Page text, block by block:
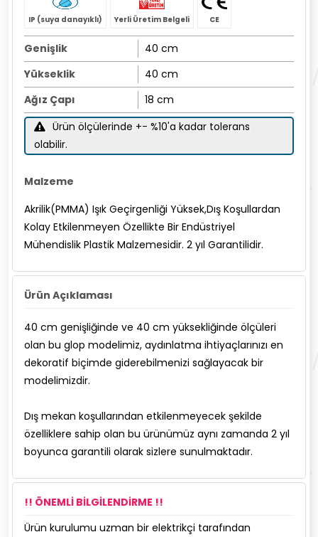
IP (suya danayıklı) Yerli Üretim Belgeli CE
Genişlik
40 cm
Yükseklik
40 cm
Ağız Çapı
18 cm
Ürün ölçülerinde +- %10'a kadar tolerans
olabilir.
Malzeme
Akrilik(PMMA) Işık Geçirgenliği Yüksek,Dış Koşullardan
Kolay Etkilenmeyen Özellikte Bir Endüstriyel
Mühendislik Plastik Malzemesidir. 2 yıl Garantilidir.
Ürün Açıklaması
40 cm genişliğinde ve 40 cm yüksekliğinde ölçüleri
olan bu glop modelimiz, aydınlatma ihtiyaçlarınızı en
dekoratif biçimde giderebilmenizi sağlayacak bir
modelimizdir.
Dış mekan koşullarından etkilenmeyecek şekilde
özelliklere sahip olan bu ürünümüz aynı zamanda 2 yıl
boyunca garantili olarak sizlere sunulmaktadır.
!! ÖNEMLİ BİLGİLENDİRME !!
Ürün kurulumu uzman bir elektrikçi tarafından